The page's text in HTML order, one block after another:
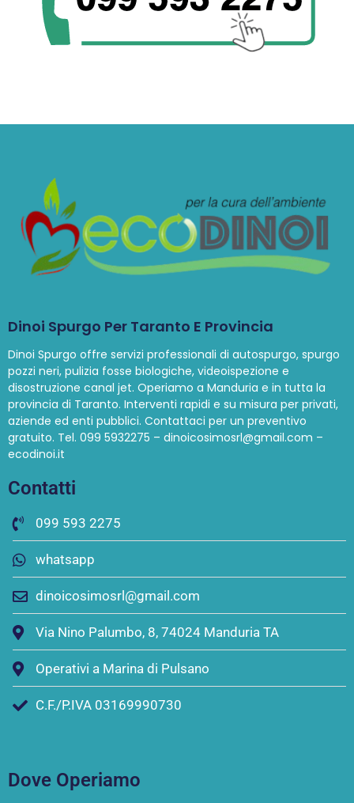
Dinoi Spurgo Per Taranto E Provincia
Dinoi Spurgo offre servizi professionali di autospurgo, spurgo
pozzi neri, pulizia fosse biologiche, videoispezione e
disostruzione canal jet. Operiamo a Manduria e in tutta la
provincia di Taranto. Interventi rapidi e su misura per privati,
aziende ed enti pubblici. Contattaci per un preventivo
gratuito. Tel. 099 5932275 – dinoicosimosrl@gmail.com –
ecodinoi.it
Contatti
099 593 2275
whatsapp
dinoicosimosrl@gmail.com
Via Nino Palumbo, 8, 74024 Manduria TA
Operativi a Marina di Pulsano
C.F./P.IVA 03169990730
Dove Operiamo